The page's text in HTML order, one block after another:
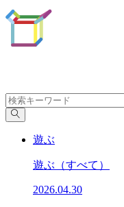
遊ぶ
遊ぶ （すべて）
2026.04.30